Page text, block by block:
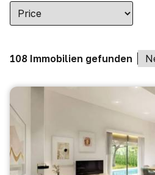
108 Immobilien gefunden